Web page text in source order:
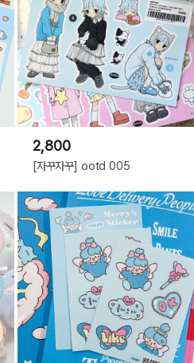
2,800
[자꾸자꾸] ootd 005